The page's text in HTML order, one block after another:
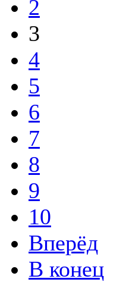
2
3
4
5
6
7
8
9
10
Вперёд
В конец